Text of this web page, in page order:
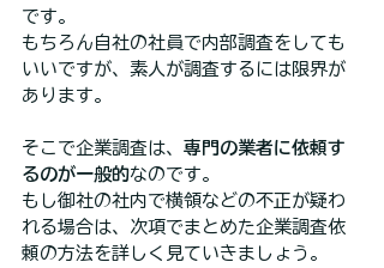
です。
もちろん自社の社員で内部調査をしても
いいですが、素人が調査するには限界が
あります。
そこで企業調査は、 専門の業者に依頼す
るのが一般的なのです。
もし御社の社内で横領などの不正が疑わ
れる場合は、次項でまとめた企業調査依
頼の方法を詳しく見ていきましょう。